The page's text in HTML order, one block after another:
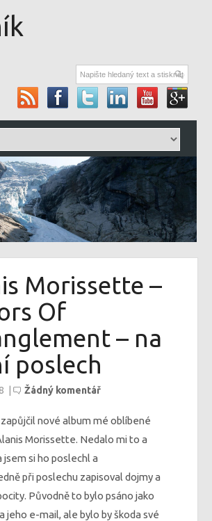
Morissette –
Of
– na
poslech
| Žádný komentář
nové album mé oblíbené
Morissette. Nedalo mi to a
jsem si ho poslechl a
při poslechu zapisoval dojmy a
Původně to bylo psáno jako
jeho e-mail, ale bylo by škoda své